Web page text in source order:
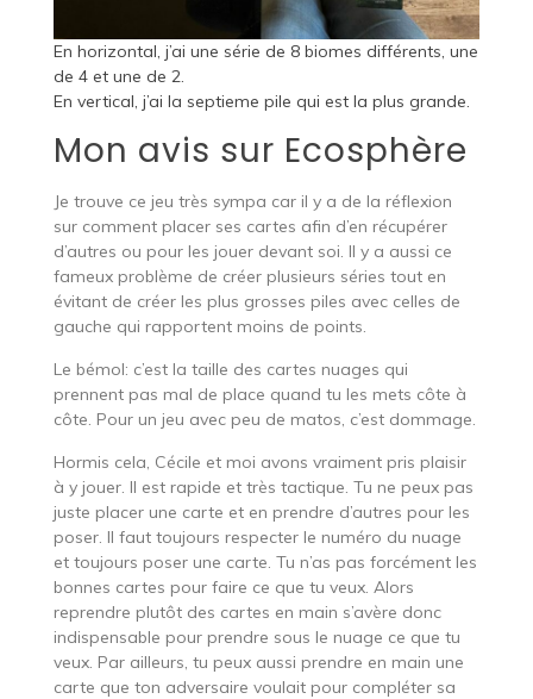
En horizontal, j’ai une série de 8 biomes différents, une
de 4 et une de 2.
En vertical, j’ai la septieme pile qui est la plus grande.
Mon avis sur Ecosphère
Je trouve ce jeu très sympa car il y a de la réflexion
sur comment placer ses cartes afin d’en récupérer
d’autres ou pour les jouer devant soi. Il y a aussi ce
fameux problème de créer plusieurs séries tout en
évitant de créer les plus grosses piles avec celles de
gauche qui rapportent moins de points.
Le bémol: c’est la taille des cartes nuages qui
prennent pas mal de place quand tu les mets côte à
côte. Pour un jeu avec peu de matos, c’est dommage.
Hormis cela, Cécile et moi avons vraiment pris plaisir
à y jouer. Il est rapide et très tactique. Tu ne peux pas
juste placer une carte et en prendre d’autres pour les
poser. Il faut toujours respecter le numéro du nuage
et toujours poser une carte. Tu n’as pas forcément les
bonnes cartes pour faire ce que tu veux. Alors
reprendre plutôt des cartes en main s’avère donc
indispensable pour prendre sous le nuage ce que tu
veux. Par ailleurs, tu peux aussi prendre en main une
carte que ton adversaire voulait pour compléter sa